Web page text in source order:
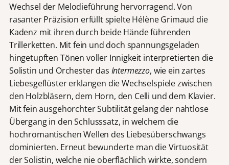
Wechsel der Melodieführung hervorragend. Von
rasanter Präzision erfüllt spielte Hélène Grimaud die
Kadenz mit ihren durch beide Hände führenden
Trillerketten. Mit fein und doch spannungsgeladen
hingetupften Tönen voller Innigkeit interpretierten die
Solistin und Orchester das Intermezzo, wie ein zartes
Liebesgeflüster erklangen die Wechselspiele zwischen
den Holzbläsern, dem Horn, den Celli und dem Klavier.
Mit fein ausgehorchter Subtilität gelang der nahtlose
Übergang in den Schlusssatz, in welchem die
hochromantischen Wellen des Liebesüberschwangs
dominierten. Erneut bewunderte man die Virtuosität
der Solistin, welche nie oberflächlich wirkte, sondern